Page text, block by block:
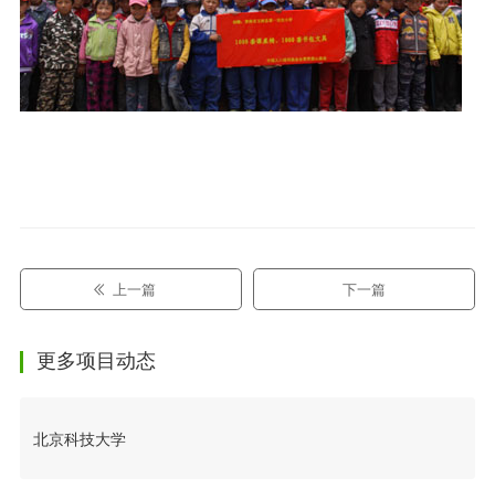
上一篇 下一篇
更多项目动态
北京科技大学